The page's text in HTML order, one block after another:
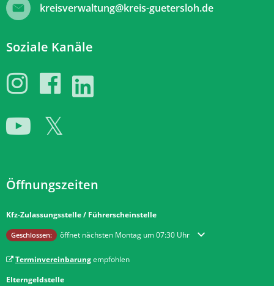
kreisverwaltung@kreis-guetersloh.de
Soziale Kanäle
Öffnungszeiten
Kfz-Zulassungsstelle / Führerscheinstelle
Klicken, um weitere Öffnungs- oder Schließzeiten auszublenden
Geschlossen: öffnet nächsten Montag um 07:30 Uhr
Terminvereinbarungempfohlen
Elterngeldstelle